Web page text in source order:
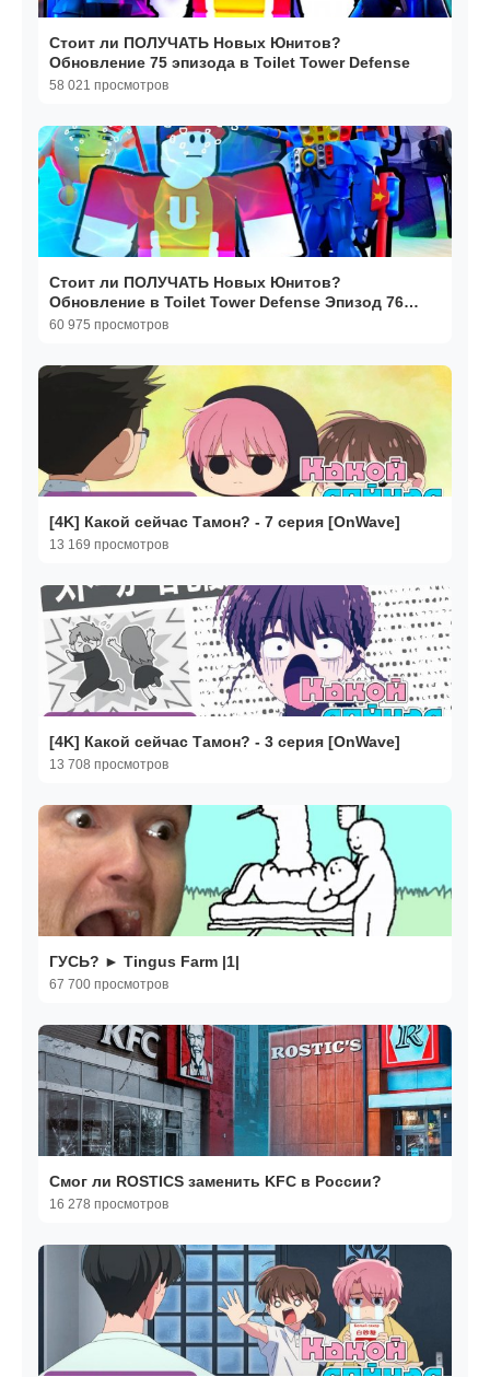
Стоит ли ПОЛУЧАТЬ Новых Юнитов?
Обновление 75 эпизода в Toilet Tower Defense
58 021 просмотров
Стоит ли ПОЛУЧАТЬ Новых Юнитов?
Обновление в Toilet Tower Defense Эпизод 76
Часть 2
60 975 просмотров
[4K] Какой сейчас Тамон? - 7 серия [OnWave]
13 169 просмотров
[4K] Какой сейчас Тамон? - 3 серия [OnWave]
13 708 просмотров
ГУСЬ? ► Tingus Farm |1|
67 700 просмотров
Смог ли ROSTICS заменить KFC в России?
16 278 просмотров